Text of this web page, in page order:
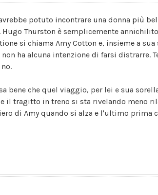
potuto incontrare una donna più
Hugo Thurston è semplicemente
si chiama Amy Cotton e, insieme a
non ha alcuna intenzione di farsi distrarre.
bene che quel viaggio, per lei e sua
il tragitto in treno si sta rivelando meno
di Amy quando si alza e l'ultimo prima